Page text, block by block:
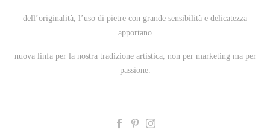
dell’originalità, l’uso di pietre con grande sensibilità e delicatezza
apportano
nuova linfa per la nostra tradizione artistica, non per marketing ma per
passione.